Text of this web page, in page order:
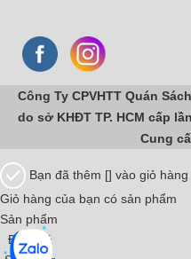
Công Ty CPVHTT Quán
do sở KHĐT TP. HCM cấp
Cung
Bạn đã thêm [] vào giỏ hàng
Giỏ hàng của bạn có sản phẩm
Sản phẩm
Đơn giá